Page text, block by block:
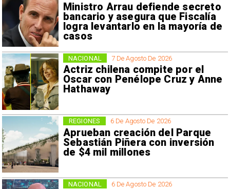
Ministro Arrau defiende secreto
bancario y asegura que Fiscalía
logra levantarlo en la mayoría de
casos
7 De Agosto De 2026
Actriz chilena compite por el
Oscar con Penélope Cruz y Anne
Hathaway
NACIONAL
6 De Agosto De 2026
Aprueban creación del Parque
Sebastián Piñera con inversión
de $4 mil millones
REGIONES
6 De Agosto De 2026
NACIONAL